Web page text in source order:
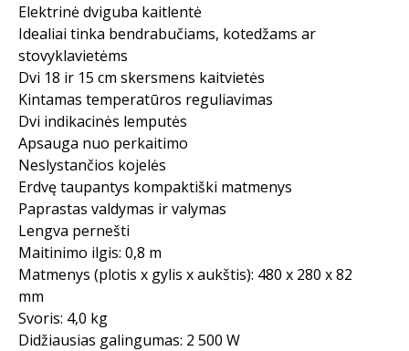
Elektrinė dviguba kaitlentė
Idealiai tinka bendrabučiams, kotedžams ar
stovyklavietėms
Dvi 18 ir 15 cm skersmens kaitvietės
Kintamas temperatūros reguliavimas
Dvi indikacinės lemputės
Apsauga nuo perkaitimo
Neslystančios kojelės
Erdvę taupantys kompaktiški matmenys
Paprastas valdymas ir valymas
Lengva pernešti
Maitinimo ilgis: 0,8 m
Matmenys (plotis x gylis x aukštis): 480 x 280 x 82
mm
Svoris: 4,0 kg
Didžiausias galingumas: 2 500 W